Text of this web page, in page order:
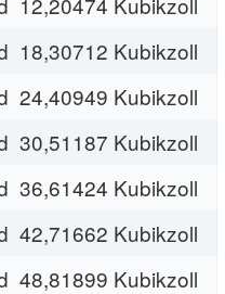
18,30712 Kubikzoll
24,40949 Kubikzoll
30,51187 Kubikzoll
36,61424 Kubikzoll
42,71662 Kubikzoll
48,81899 Kubikzoll